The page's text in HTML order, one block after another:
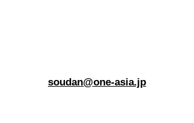
soudan@one-asia.jp